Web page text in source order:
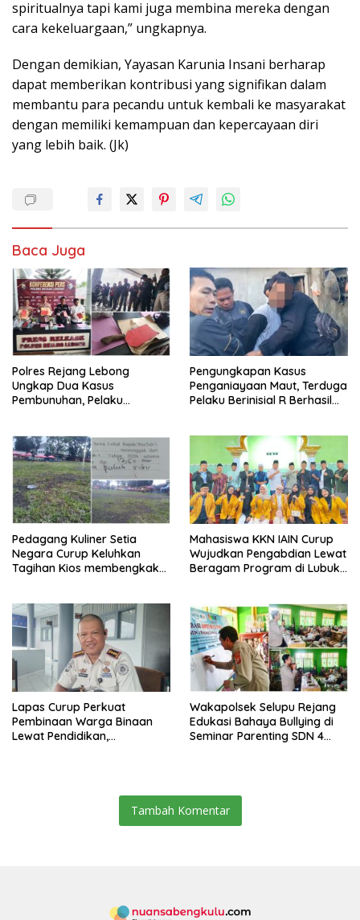
spiritualnya tapi kami juga membina mereka dengan
cara kekeluargaan,” ungkapnya.
Dengan demikian, Yayasan Karunia Insani berharap
dapat memberikan kontribusi yang signifikan dalam
membantu para pecandu untuk kembali ke masyarakat
dengan memiliki kemampuan dan kepercayaan diri
yang lebih baik. (Jk)
Baca Juga
Polres Rejang Lebong
Ungkap Dua Kasus
Pembunuhan, Pelaku
Pengungkapan Kasus
Penganiayaan Maut, Terduga
Pelaku Berinisial R Berhasil
Pedagang Kuliner Setia
Negara Curup Keluhkan
Tagihan Kios membengkak
Mahasiswa KKN IAIN Curup
Wujudkan Pengabdian Lewat
Beragam Program di Lubuk
Lapas Curup Perkuat
Pembinaan Warga Binaan
Lewat Pendidikan,
Wakapolsek Selupu Rejang
Edukasi Bahaya Bullying di
Seminar Parenting SDN 4
Tambah Komentar